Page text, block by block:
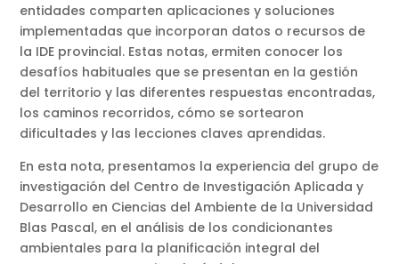
entidades comparten aplicaciones y soluciones
implementadas que incorporan datos o recursos de
la IDE provincial. Estas notas, ermiten conocer los
desafíos habituales que se presentan en la gestión
del territorio y las diferentes respuestas encontradas,
los caminos recorridos, cómo se sortearon
dificultades y las lecciones claves aprendidas.
En esta nota, presentamos la experiencia del grupo de
investigación del Centro de Investigación Aplicada y
Desarrollo en Ciencias del Ambiente de la Universidad
Blas Pascal, en el análisis de los condicionantes
ambientales para la planificación integral del